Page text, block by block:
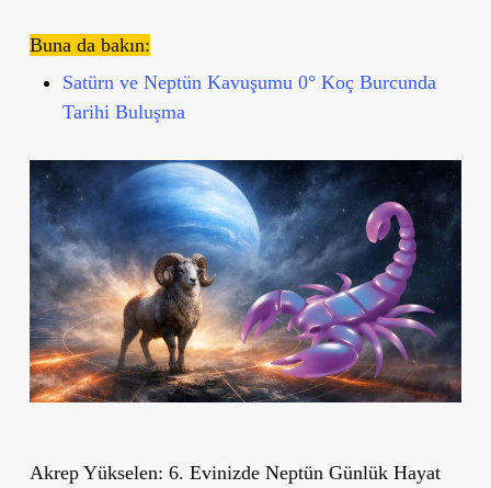
Buna da bakın:
Satürn ve Neptün Kavuşumu 0° Koç Burcunda
Tarihi Buluşma
Akrep Yükselen: 6. Evinizde Neptün Günlük Hayat